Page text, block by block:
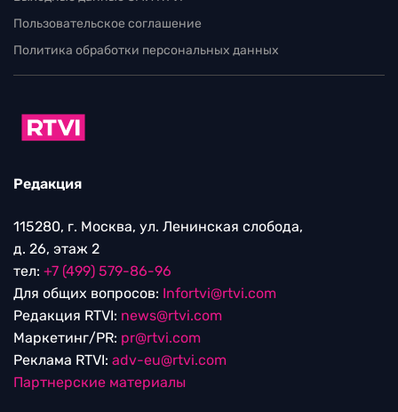
Пользовательское соглашение
Политика обработки персональных данных
Редакция
115280, г. Москва, ул. Ленинская слобода,
д. 26, этаж 2
тел: +7 (499) 579-86-96
Для общих вопросов: Infortvi@rtvi.com
Редакция RTVI: news@rtvi.com
Маркетинг/PR: pr@rtvi.com
Реклама RTVI: adv-eu@rtvi.com
Партнерские материалы